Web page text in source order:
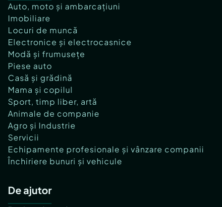
Auto, moto și ambarcațiuni
Imobiliare
Locuri de muncă
Electronice și electrocasnice
Modă și frumusețe
Piese auto
Casă și grădină
Mama și copilul
Sport, timp liber, artă
Animale de companie
Agro și Industrie
Servicii
Echipamente profesionale și vânzare companii
Închiriere bunuri și vehicule
De ajutor